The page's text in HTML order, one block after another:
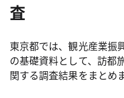
査
東京都では、観光産業振
の基礎資料として、訪都
関する調査結果をまとめ